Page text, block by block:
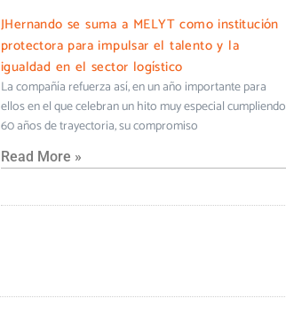
JHernando se suma a MELYT como institución
protectora para impulsar el talento y la
igualdad en el sector logístico
La compañía refuerza así, en un año importante para
ellos en el que celebran un hito muy especial cumpliendo
60 años de trayectoria, su compromiso
Read More »